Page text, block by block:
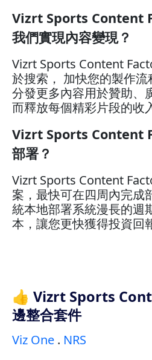
Vizrt Sports Content
我們實現內容變現？
Vizrt Sports Content
於搜索， 加快您的製作
分發更多內容用於贊助、
而釋放每個精彩片段的收
Vizrt Sports Content
部署？
Vizrt Sports Content
案，最快可在四周內完成
統本地部署系統漫長的週
本，讓您更快獲得投資回
👍 Vizrt Sports
邊整合套件
Viz One . NRS